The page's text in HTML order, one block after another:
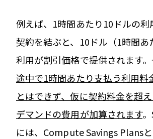
例えば、1時間あたり10ドルの利
契約を結ぶと、10ドル（1時間あ
利用が割引価格で提供されます
途中で1時間あたり支払う利用料
とはできず、仮に契約料金を超
デマンドの費用が加算されます
には、Compute Savings Plans